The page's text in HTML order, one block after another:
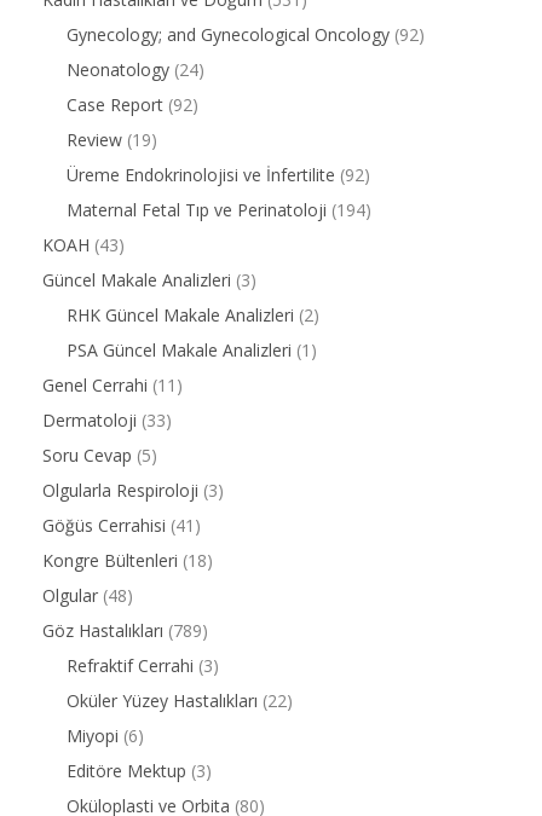
Gynecology; and Gynecological Oncology (92)
Neonatology (24)
Case Report (92)
Review (19)
Üreme Endokrinolojisi ve İnfertilite (92)
Maternal Fetal Tıp ve Perinatoloji (194)
KOAH (43)
Güncel Makale Analizleri (3)
RHK Güncel Makale Analizleri (2)
PSA Güncel Makale Analizleri (1)
Genel Cerrahi (11)
Dermatoloji (33)
Soru Cevap (5)
Olgularla Respiroloji (3)
Göğüs Cerrahisi (41)
Kongre Bültenleri (18)
Olgular (48)
Göz Hastalıkları (789)
Refraktif Cerrahi (3)
Oküler Yüzey Hastalıkları (22)
Miyopi (6)
Editöre Mektup (3)
Oküloplasti ve Orbita (80)